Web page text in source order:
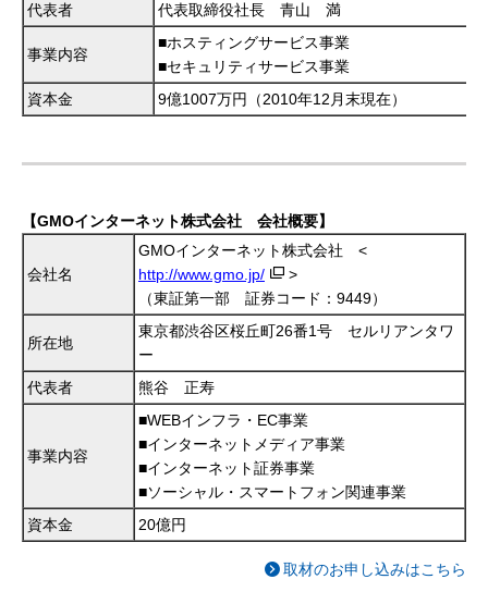
代表者
代表取締役社長 青山 満
事業内容
■ホスティングサービス事業
■セキュリティサービス事業
資本金
9億1007万円（2010年12月末現在）
【GMOインターネット株式会社 会社概要】
会社名
GMOインターネット株式会社 <
http://www.gmo.jp/
>
（東証第一部 証券コード：9449）
所在地
東京都渋谷区桜丘町26番1号 セルリアンタワ
ー
代表者
熊谷 正寿
事業内容
■WEBインフラ・EC事業
■インターネットメディア事業
■インターネット証券事業
■ソーシャル・スマートフォン関連事業
資本金
20億円
取材のお申し込みはこちら